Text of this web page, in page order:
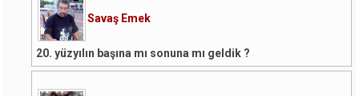
Savaş Emek
20. yüzyılın başına mı sonuna mı geldik ?